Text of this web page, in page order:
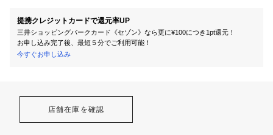
提携クレジットカードで還元率UP
三井ショッピングパークカード《セゾン》なら更に¥100につき1pt還元！
お申し込み完了後、最短５分でご利用可能！
今すぐお申し込み
店舗在庫を確認